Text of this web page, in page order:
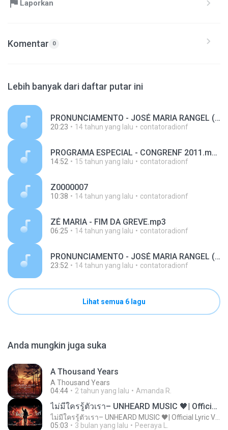
Laporkan
Komentar 0
Lebih banyak dari daftar putar ini
PRONUNCIAMENTO - JOSÉ MARIA RANGEL (MP3 128 Kbps).mp3
20:23 14 tahun yang lalu contatoradionf
PROGRAMA ESPECIAL - CONGRENF 2011.mp3
14:52 15 tahun yang lalu contatoradionf
Z0000007
10:38 14 tahun yang lalu contatoradionf
ZÉ MARIA - FIM DA GREVE.mp3
06:25 14 tahun yang lalu contatoradionf
PRONUNCIAMENTO - JOSÉ MARIA RANGEL (MP3 128 Kbps) - 21-08-2011.mp3
23:52 14 tahun yang lalu contatoradionf
Lihat semua 6 lagu
Anda mungkin juga suka
A Thousand Years
A Thousand Years
04:44
2 tahun yang lalu Amanda R.
ไม่มีใครรู้ตัวเรา– UNHEARD MUSIC 🖤| Official Lyric Video | เพลงสู้ชีวิต
05:03
3 bulan yang lalu Peeraya L.